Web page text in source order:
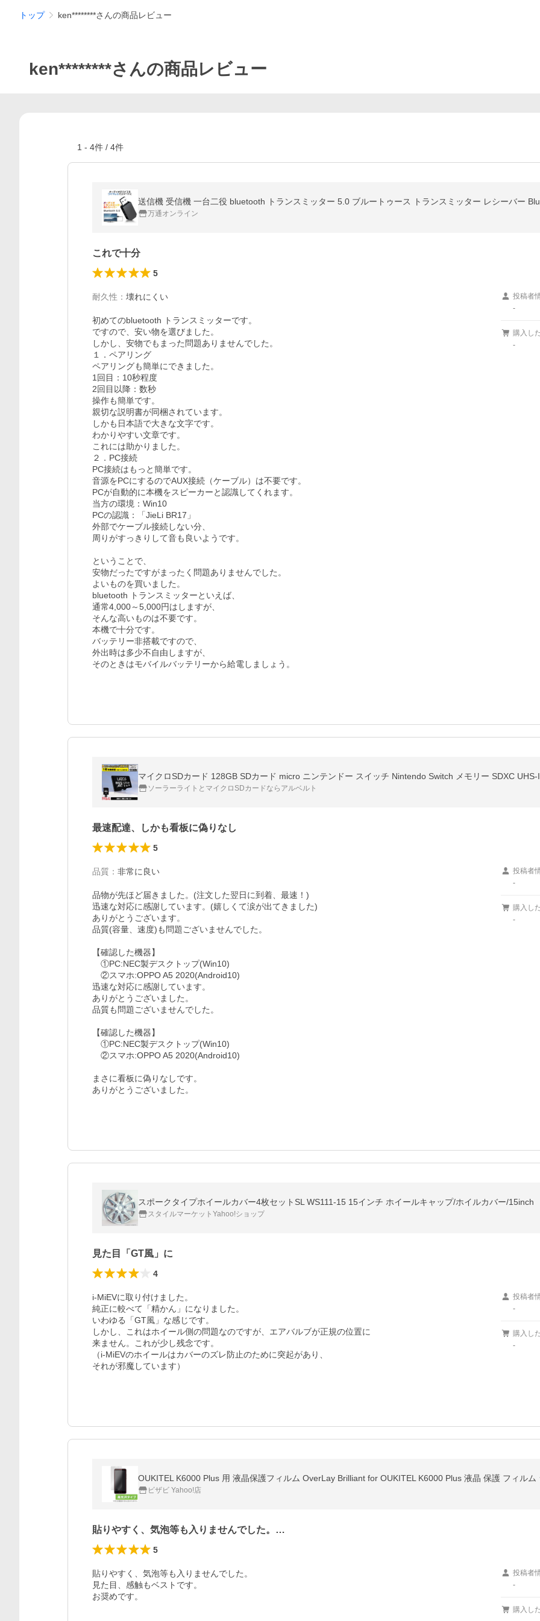
トップ ken********さんの商品レビュー
ken********さんの商品レビュー
1 - 4件 / 4件
送信機 受信機 一台二役 bluetooth トランスミッター 5.0 ブルートゥース トランスミッター レシーバー
万通オンライン
これで十分
5
耐久性 ： 壊れにくい
初めてのbluetooth トランスミッターです。
ですので、安い物を選びました。
しかし、安物でもまった問題ありませんでした。
１．ペアリング
ペアリングも簡単にできました。
1回目：10秒程度
2回目以降：数秒
操作も簡単です。
親切な説明書が同梱されています。
しかも日本語で大きな文字です。
わかりやすい文章です。
これには助かりました。
２．PC接続
PC接続はもっと簡単です。
音源をPCにするのでAUX接続（ケーブル）は不要です。
PCが自動的に本機をスピーカーと認識してくれます。
当方の環境：Win10
PCの認識：「JieLi BR17」
外部でケーブル接続しない分、
周りがすっきりして音も良いようです。
ということで、
安物だったですがまったく問題ありませんでした。
よいものを買いました。
bluetooth トランスミッターといえば、
通常4,000～5,000円はしますが、
そんな高いものは不要です。
本機で十分です。
バッテリー非搭載ですので、
外出時は多少不自由しますが、
そのときはモバイルバッテリーから給電しましょう。
投稿者
-
購入し
-
マイクロSDカード 128GB SDカード micro ニンテンドー スイッチ Nintendo Switch メモリー SDXC
ソーラーライトとマイクロSDカードならアルベルト
最速配達、しかも看板に偽りなし
5
品質 ： 非常に良い
品物が先ほど届きました。(注文した翌日に到着、最速！)
迅速な対応に感謝しています。(嬉しくて涙が出てきました)
ありがとうございます。
品質(容量、速度)も問題ございませんでした。
【確認した機器】
①PC:NEC製デスクトップ(Win10)
②スマホ:OPPO A5 2020(Android10)
迅速な対応に感謝しています。
ありがとうございました。
品質も問題ございませんでした。
【確認した機器】
①PC:NEC製デスクトップ(Win10)
②スマホ:OPPO A5 2020(Android10)
まさに看板に偽りなしです。
ありがとうございました。
投稿者
-
購入し
-
スポークタイプホイールカバー4枚セットSL WS111-15 15インチ ホイールキャップ/ホイルカバー/15inch
スタイルマーケットYahoo!ショップ
見た目「GT風」に
4
i-MiEVに取り付けました。
純正に較べて「精かん」になりました。
いわゆる「GT風」な感じです。
しかし、これはホイール側の問題なのですが、エアバルブが正規の位置に
来ません。これが少し残念です。
（i-MiEVのホイールはカバーのズレ防止のために突起があり、
それが邪魔しています）
投稿者
-
購入し
-
OUKITEL K6000 Plus 用 液晶保護フィルム OverLay Brilliant for OUKITEL K6000 Plus 液晶 保護 フィルム
ビザビ Yahoo!店
貼りやすく、気泡等も入りませんでした。…
5
貼りやすく、気泡等も入りませんでした。
見た目、感触もベストです。
お奨めです。
投稿者
-
購入し